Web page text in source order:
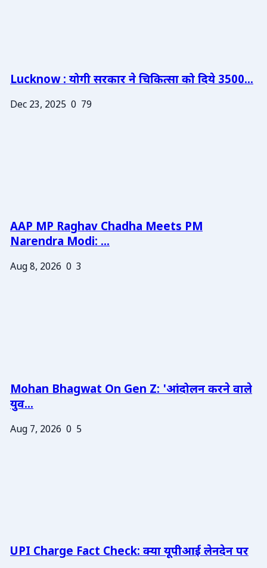
Lucknow : योगी सरकार ने चिकित्सा को दिये 3500...
Dec 23, 2025 0 79
AAP MP Raghav Chadha Meets PM
Narendra Modi: ...
Aug 8, 2026 0 3
Mohan Bhagwat On Gen Z: 'आंदोलन करने वाले
युव...
Aug 7, 2026 0 5
UPI Charge Fact Check: क्या यूपीआई लेनदेन पर